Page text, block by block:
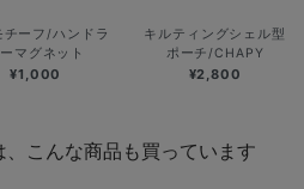
チーフ/ハンドラ
マグネット
¥1,000
キルティングシェル型
ポーチ/CHAPY
¥2,800
こんな商品も買っています